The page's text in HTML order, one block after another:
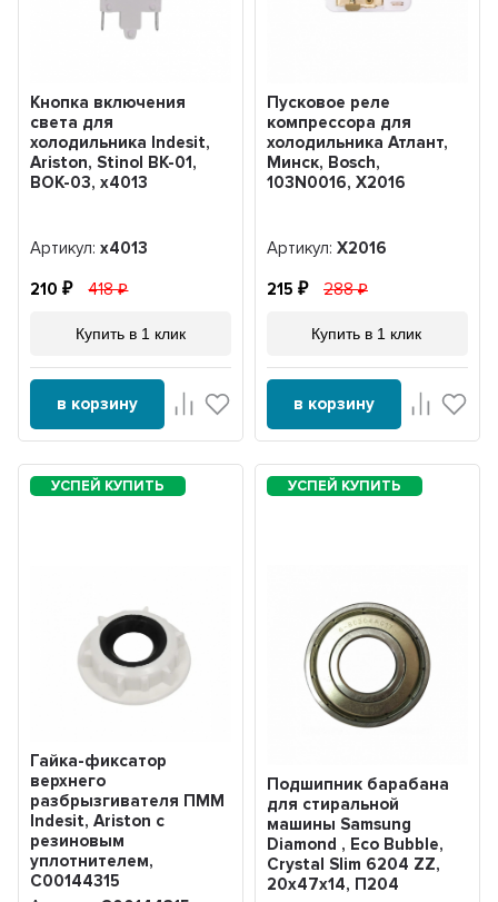
Кнопка включения
света для
холодильника Indesit,
Ariston, Stinol ВК-01,
ВОК-03, x4013
Артикул:x4013
210 418
Купить в 1 клик
в корзину
Пусковое реле
компрессора для
холодильника Атлант,
Минск, Bosch,
103N0016, X2016
Артикул: X2016
215 288
Купить в 1 клик
в корзину
Гайка-фиксатор
верхнего
разбрызгивателя ПММ
Indesit, Ariston с
резиновым
уплотнителем,
C00144315
Подшипник барабана
для стиральной
машины Samsung
Diamond , Eco Bubble,
Crystal Slim 6204 ZZ,
20x47x14, П204